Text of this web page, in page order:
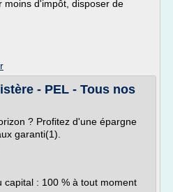
moins d'impôt, disposer de
- PEL - Tous nos
? Profitez d'une épargne
garanti(1).
capital : 100 % à tout moment